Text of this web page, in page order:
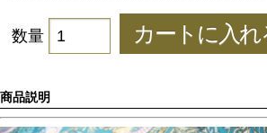
数量
商品説明